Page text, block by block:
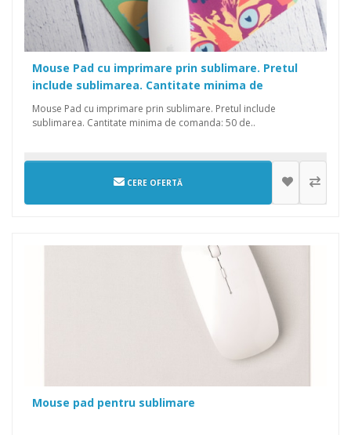
Mouse Pad cu imprimare prin sublimare. Pretul
include sublimarea. Cantitate minima de
comanda: 50 de bucati.
Mouse Pad cu imprimare prin sublimare. Pretul include
sublimarea. Cantitate minima de comanda: 50 de..
CERE OFERTĂ
Mouse pad pentru sublimare